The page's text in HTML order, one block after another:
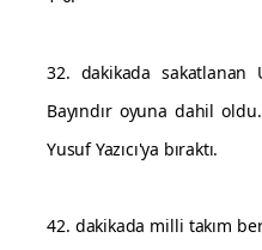
32. dakikada sakatlanan
Bayındır oyuna dahil
Yusuf Yazıcı'ya bıraktı.
42. dakikada milli takım